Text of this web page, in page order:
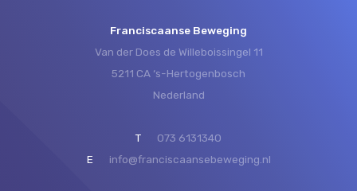
Franciscaanse Beweging
Van der Does de Willeboissingel 11
5211 CA ‘s-Hertogenbosch
Nederland
T
073 6131340
E
info@franciscaansebeweging.nl